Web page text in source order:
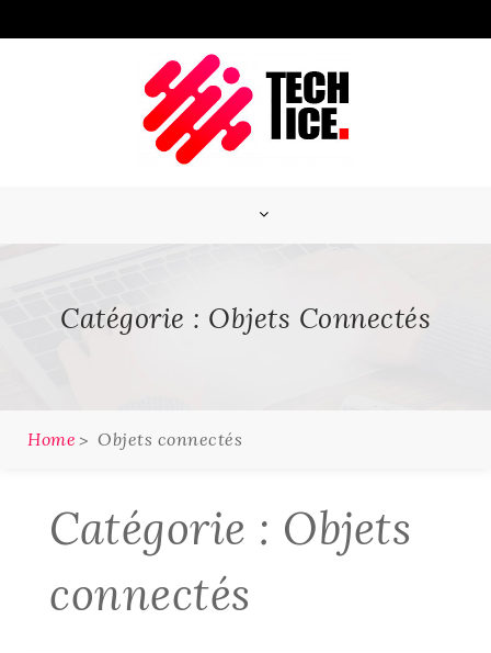
to
Catégorie : Objets Connectés
Home Objets connectés
Catégorie : Objets
connectés